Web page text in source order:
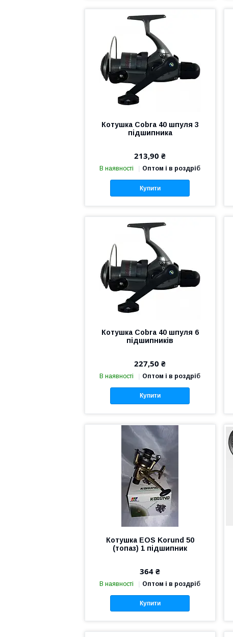
Котушка Cobra 40 шпуля 3
підшипника
213,90 ₴
В наявності Оптом і в роздріб
Купити
Котушка Cobra 40 шпуля 6
підшипників
227,50 ₴
В наявності Оптом і в роздріб
Купити
Котушка EOS Korund 50
(топаз) 1 підшипник
364 ₴
В наявності Оптом і в роздріб
Купити